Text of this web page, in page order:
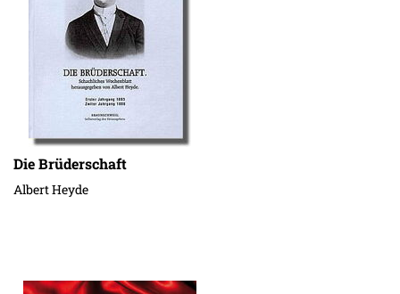
Die Brüderschaft
Albert Heyde